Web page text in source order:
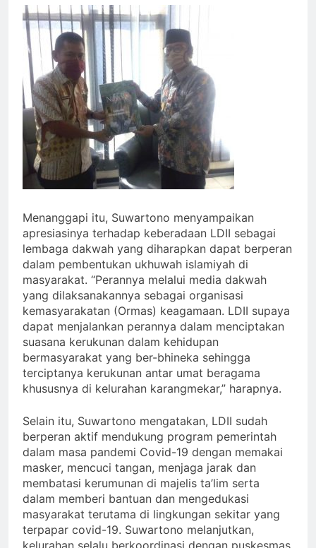
Menanggapi itu, Suwartono menyampaikan
apresiasinya terhadap keberadaan LDII sebagai
lembaga dakwah yang diharapkan dapat berperan
dalam pembentukan ukhuwah islamiyah di
masyarakat. “Perannya melalui media dakwah
yang dilaksanakannya sebagai organisasi
kemasyarakatan (Ormas) keagamaan. LDII supaya
dapat menjalankan perannya dalam menciptakan
suasana kerukunan dalam kehidupan
bermasyarakat yang ber-bhineka sehingga
terciptanya kerukunan antar umat beragama
khususnya di kelurahan karangmekar,” harapnya.
Selain itu, Suwartono mengatakan, LDII sudah
berperan aktif mendukung program pemerintah
dalam masa pandemi Covid-19 dengan memakai
masker, mencuci tangan, menjaga jarak dan
membatasi kerumunan di majelis ta’lim serta
dalam memberi bantuan dan mengedukasi
masyarakat terutama di lingkungan sekitar yang
terpapar covid-19. Suwartono melanjutkan,